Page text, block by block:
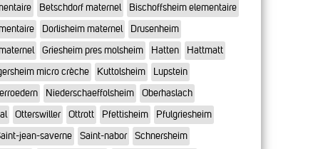
Betschdorf maternel
Bischoffsheim elementaire
Dorlisheim maternel
Drusenheim
Griesheim pres molsheim Hatten
Hattmatt
micro crèche Kuttolsheim
Lupstein
Niederschaeffolsheim
Oberhaslach
Otterswiller Ottrott Pfettisheim
Pfulgriesheim
jean-saverne Saint-nabor Schnersheim